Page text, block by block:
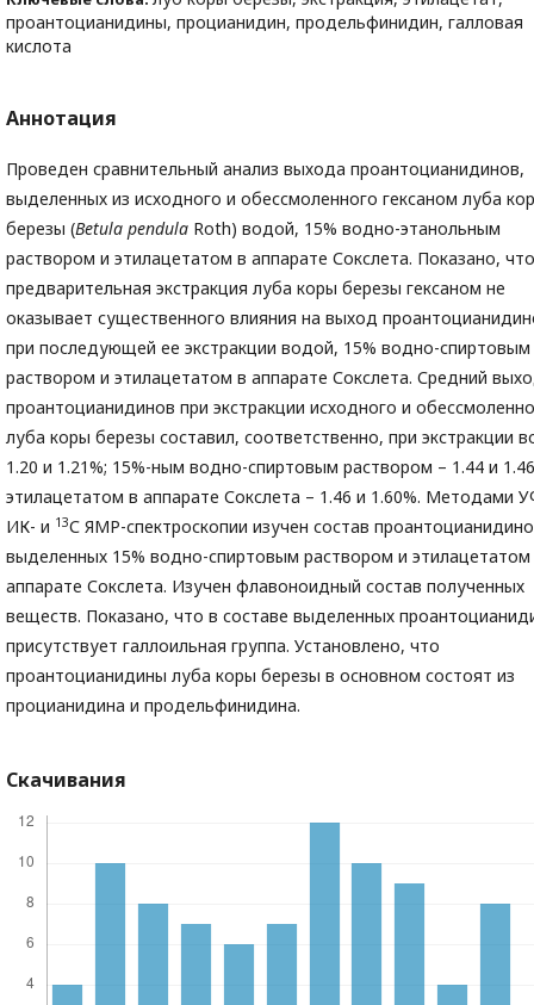
проантоцианидины, процианидин, продельфинидин, галловая
кислота
Аннотация
Проведен сравнительный анализ выхода проантоцианидинов,
выделенных из исходного и обессмоленного гексаном луба
березы (Betula pendula Roth) водой, 15% водно-этанольным
раствором и этилацетатом в аппарате Сокслета. Показано, что
предварительная экстракция луба коры березы гексаном не
оказывает существенного влияния на выход
при последующей ее экстракции водой, 15% водно-спиртовым
раствором и этилацетатом в аппарате Сокслета. Средний
проантоцианидинов при экстракции исходного и
луба коры березы составил, соответственно, при экстракции
1.20 и 1.21%; 15%-ным водно-спиртовым раствором – 1.44 и
этилацетатом в аппарате Сокслета – 1.46 и 1.60%. Методами
ИК- и 13С ЯМР-спектроскопии изучен состав
выделенных 15% водно-спиртовым раствором и этилацетатом
аппарате Сокслета. Изучен флавоноидный состав полученных
веществ. Показано, что в составе выделенных
присутствует галлоильная группа. Установлено, что
проантоцианидины луба коры березы в основном состоят из
процианидина и продельфинидина.
Скачивания